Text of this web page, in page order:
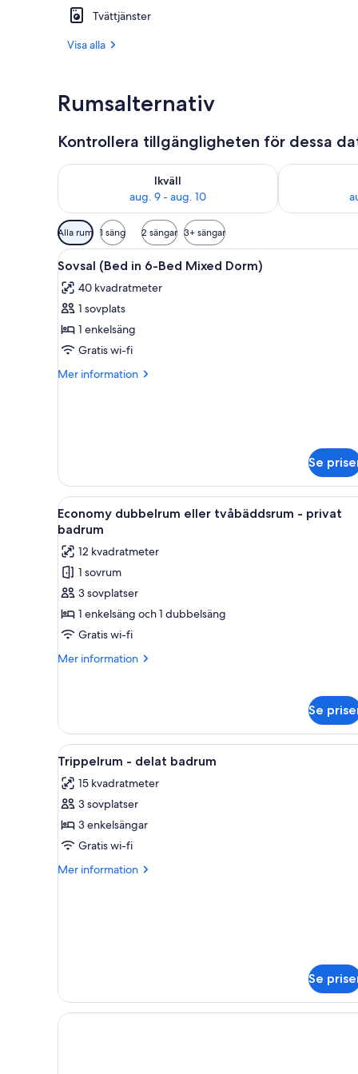
Tvättjänster
Visa alla
Rumsalternativ
Kontrollera tillgängligheten för dessa
Ikväll
aug. 9 - aug. 10
Kontrollera tillgängligheten för ikväll aug. 9 - aug. 10
Kontrollera
Tillgängliga
filter
för
rum
Alla rum 1 säng 2 sängar 3+ sängar
Öppna
alla
foton
för
Sovsal
(Bed
in
Strykjärn/strykbräda, gratis
1
Sovsal (Bed in 6-Bed Mixed Dorm)
40 kvadratmeter
1 sovplats
1 enkelsäng
Gratis wi-fi
Mer information
Mer
Bed
Mixed
Dorm)
Se
Öppna
alla
foton
för
Economy
dubbelrum
eller
tvåbäddsrum
-
Ett hotellrum med två
1
Economy dubbelrum eller tvåbäddsrum - privat
badrum
12 kvadratmeter
1 sovrum
3 sovplatser
1 enkelsäng och 1 dubbelsäng
Gratis wi-fi
Mer information
Mer
eller
tvåbäddsrum
-
privat
badrum
Se
Öppna
alla
foton
för
Trippelrum
-
delat
Ett sovrum med tre sängar,
1
Trippelrum - delat badrum
15 kvadratmeter
3 sovplatser
3 enkelsängar
Gratis wi-fi
Mer information
Mer
Se